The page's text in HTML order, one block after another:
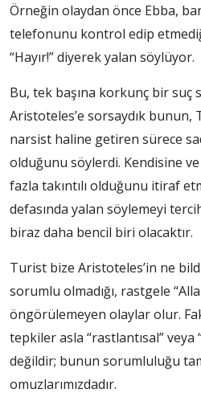
Örneğin olaydan önce Ebba,
telefonunu kontrol edip
“Hayır!” diyerek yalan söylüyor.
Bu, tek başına korkunç bir suç
Aristoteles’e sorsaydık bunun,
narsist haline getiren sürece
olduğunu söylerdi. Kendisine
fazla takıntılı olduğunu itiraf
defasında yalan söylemeyi
biraz daha bencil biri olacaktır.
Turist bize Aristoteles’in ne
sorumlu olmadığı, rastgele
öngörülemeyen olaylar olur.
tepkiler asla “rastlantısal” veya
değildir; bunun sorumluluğu
omuzlarımızdadır.